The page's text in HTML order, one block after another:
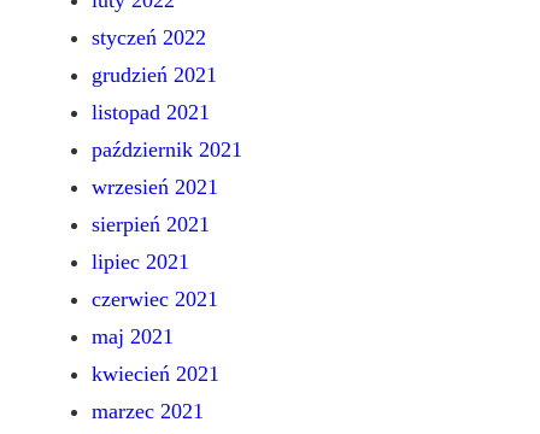
styczeń 2022
grudzień 2021
listopad 2021
październik 2021
wrzesień 2021
sierpień 2021
lipiec 2021
czerwiec 2021
maj 2021
kwiecień 2021
marzec 2021